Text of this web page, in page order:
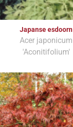
Japanse esdoorn
Acer japonicum
'Aconitifolium'